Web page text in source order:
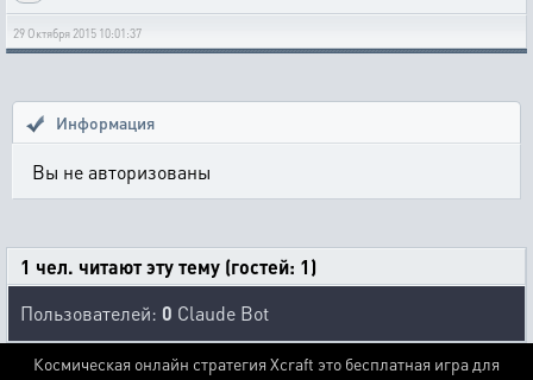
29 Октября 2015 10:01:37
Информация
Вы не авторизованы
1 чел. читают эту тему (гостей: 1)
Пользователей: 0 Claude Bot
Космическая онлайн стратегия Xcraft это бесплатная игра для